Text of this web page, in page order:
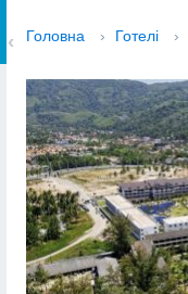
Головна › Готелі ›